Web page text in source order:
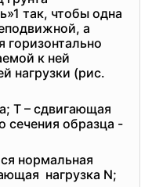
так, чтобы одна
а
горизонтально
к ней
нагрузки (рис.
T – сдвигающая
сечения образца -
нормальная
нагрузка N;